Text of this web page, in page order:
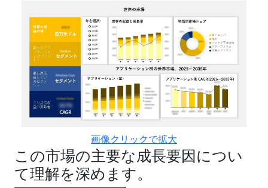
画像クリックで拡大
この市場の主要な成長要因につい
て理解を深めます。